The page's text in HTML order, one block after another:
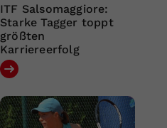
ITF Salsomaggiore:
Starke Tagger toppt
größten
Karriereerfolg